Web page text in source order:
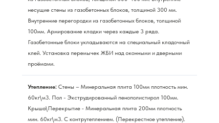
несущие стены из газобетонных блоков, толщиной 300 мм.
Внутренние перегородки из газобетонных блоков, толщиной
100мм. Армирование кладки через каждые 3 ряда.
Газобетонные блоки укладываются на специальный кладочный
клей. Установка перемычек ЖБИ над оконными и дверными
проёмами.
Утепление: Стены – Минеральная плита 100мм плотность мин.
60кг\м3. Пол - Экструдированный пенополистирол 100мм.
Крыша\Перекрытие - Минеральная плита 200мм плотность
мин. 60кг\м3. С контрутеплением. (Перекрестное утепление).